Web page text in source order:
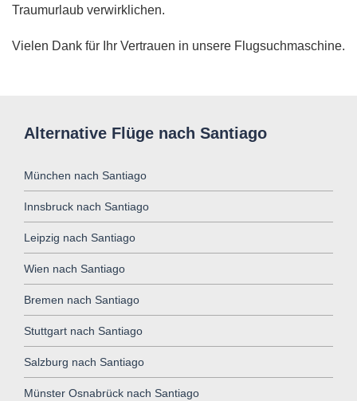
Traumurlaub verwirklichen.
Vielen Dank für Ihr Vertrauen in unsere Flugsuchmaschine.
Alternative Flüge nach Santiago
München nach Santiago
Innsbruck nach Santiago
Leipzig nach Santiago
Wien nach Santiago
Bremen nach Santiago
Stuttgart nach Santiago
Salzburg nach Santiago
Münster Osnabrück nach Santiago